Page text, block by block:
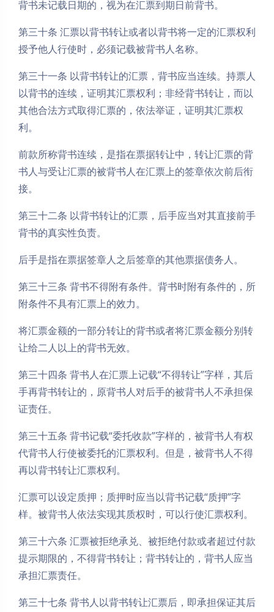
背书未记载日期的，视为在汇票到期日前背书。
第三十条 汇票以背书转让或者以背书将一定的汇票权利
授予他人行使时，必须记载被背书人名称。
第三十一条 以背书转让的汇票，背书应当连续。持票人
以背书的连续，证明其汇票权利；非经背书转让，而以
其他合法方式取得汇票的，依法举证，证明其汇票权
利。
前款所称背书连续，是指在票据转让中，转让汇票的背
书人与受让汇票的被背书人在汇票上的签章依次前后衔
接。
第三十二条 以背书转让的汇票，后手应当对其直接前手
背书的真实性负责。
后手是指在票据签章人之后签章的其他票据债务人。
第三十三条 背书不得附有条件。背书时附有条件的，所
附条件不具有汇票上的效力。
将汇票金额的一部分转让的背书或者将汇票金额分别转
让给二人以上的背书无效。
第三十四条 背书人在汇票上记载“不得转让”字样，其后
手再背书转让的，原背书人对后手的被背书人不承担保
证责任。
第三十五条 背书记载“委托收款”字样的，被背书人有权
代背书人行使被委托的汇票权利。但是，被背书人不得
再以背书转让汇票权利。
汇票可以设定质押；质押时应当以背书记载“质押”字
样。被背书人依法实现其质权时，可以行使汇票权利。
第三十六条 汇票被拒绝承兑、被拒绝付款或者超过付款
提示期限的，不得背书转让；背书转让的，背书人应当
承担汇票责任。
第三十七条 背书人以背书转让汇票后，即承担保证其后